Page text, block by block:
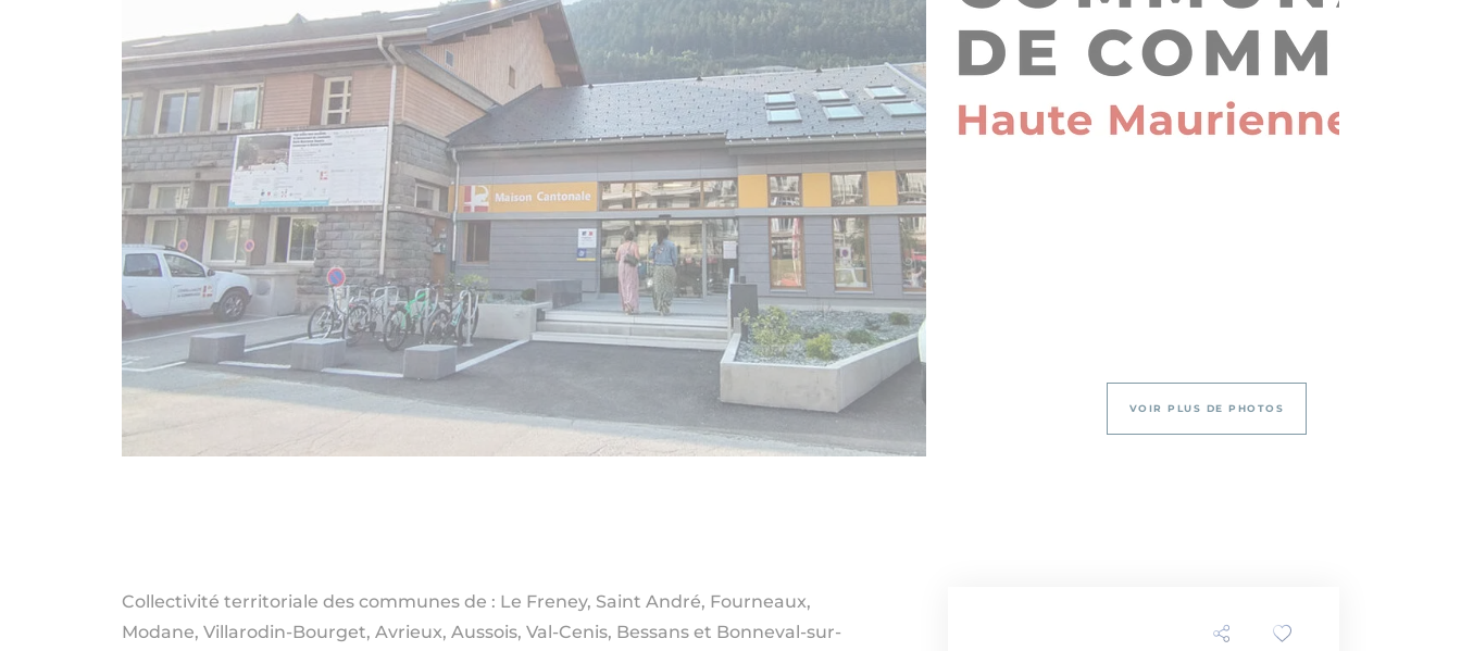
VOIR PLUS DE PHOTOS
Collectivité territoriale des communes de : Le Freney, Saint André, Fourneaux,
Modane, Villarodin-Bourget, Avrieux, Aussois, Val-Cenis, Bessans et Bonneval-sur-